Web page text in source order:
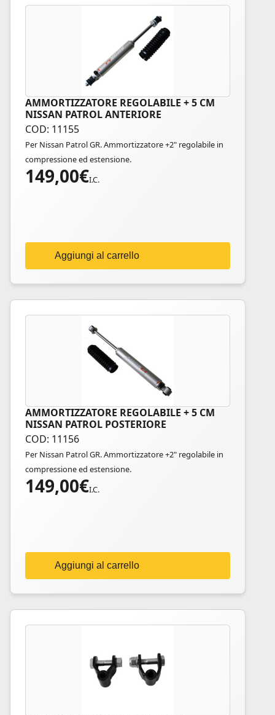
AMMORTIZZATORE REGOLABILE + 5 CM
NISSAN PATROL ANTERIORE
COD: 11155
Per Nissan Patrol GR. Ammortizzatore +2" regolabile in
compressione ed estensione.
149,00€I.C.
Aggiungi al carrello
AMMORTIZZATORE REGOLABILE + 5 CM
NISSAN PATROL POSTERIORE
COD: 11156
Per Nissan Patrol GR. Ammortizzatore +2" regolabile in
compressione ed estensione.
149,00€I.C.
Aggiungi al carrello